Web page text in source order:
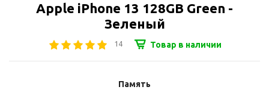
Apple iPhone 13 128GB Green -
Зеленый
14 Товар в наличии
Память